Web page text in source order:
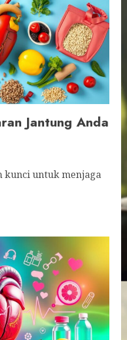
Jantung Anda
kunci untuk menjaga